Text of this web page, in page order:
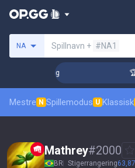
NA Spillnavn + #NA1
Coaching
Mestre N Spillemodus U Klassisk
Mathrey#2000
BR Stigerrangering